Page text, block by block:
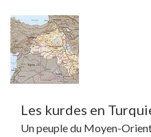
Les kurdes en
Un peuple du Moyen-